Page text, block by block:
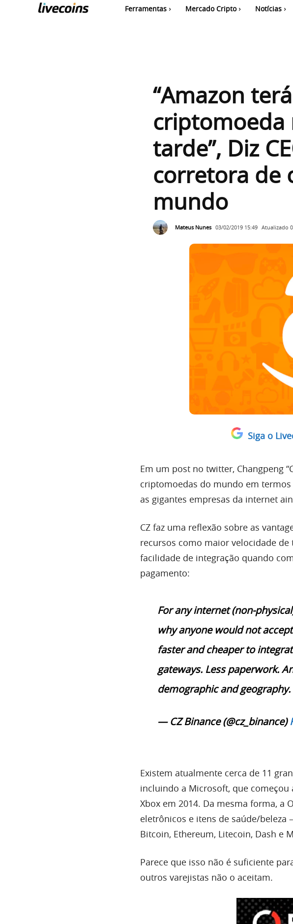
Ferramentas Mercado Cripto Notícias
“Amazon
criptomoeda
tarde”, Diz
corretora de
mundo
Mateus Nunes 03/02/2019 15:49 Atualizado
Siga o
Em um post no twitter, Changpeng
criptomoedas do mundo em
as gigantes empresas da internet
CZ faz uma reflexão sobre as
recursos como maior velocidade
facilidade de integração quando
pagamento:
For any internet (non-
why anyone would not
faster and cheaper to
gateways. Less paperwork.
demographic and geography.
— CZ Binance (@cz_binance)
Existem atualmente cerca de 11
incluindo a Microsoft, que
Xbox em 2014. Da mesma forma, a
eletrônicos e itens de saúde/beleza
Bitcoin, Ethereum, Litecoin, Dash e
Parece que isso não é suficiente
outros varejistas não o aceitam.